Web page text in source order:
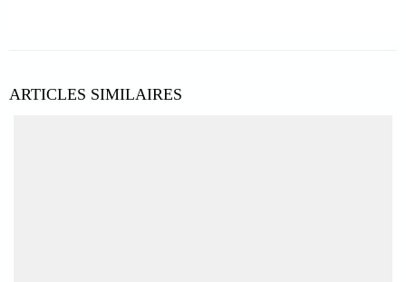
ARTICLES SIMILAIRES